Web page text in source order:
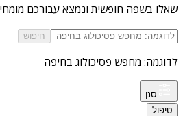
שאלו בשפה חופשית ונמצא עבורכם
חיפוש
לדוגמה: מחפש פסיכולוג בחיפה
סנן
טיפול